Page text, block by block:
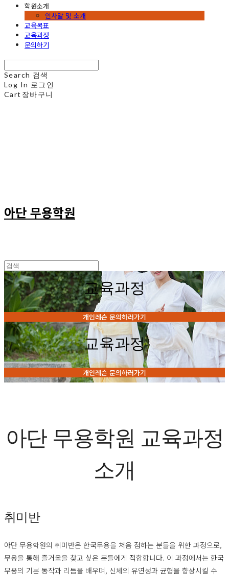
학원소개
인사말 및 소개
교육목표
교육과정
문의하기
Search 검색
Log In 로그인
Cart 장바구니
아단 무용학원
교육과정
개인레슨 문의하러가기
교육과정
개인레슨 문의하러가기
아단 무용학원 교육과정
소개
취미반
아단 무용학원의 취미반은 한국무용을 처음 접하는 분들을 위한 과정으로,
무용을 통해 즐거움을 찾고 싶은 분들에게 적합합니다. 이 과정에서는 한국
무용의 기본 동작과 리듬을 배우며, 신체의 유연성과 균형을 향상시킬 수